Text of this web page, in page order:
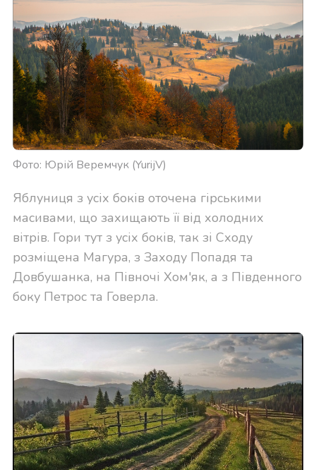
Фото: Юрій Веремчук (YurijV)
Яблуниця з усіх боків оточена гірськими
масивами, що захищають її від холодних
вітрів. Гори тут з усіх боків, так зі Сходу
розміщена Магура, з Заходу Попадя та
Довбушанка, на Півночі Хом'як, а з Південного
боку Петрос та Говерла.